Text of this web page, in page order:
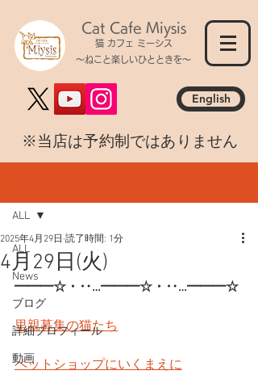
Cat Cafe Miysis
猫 カフェ ミーシス
～ねこと楽しいひとときを～
English
​※当店は予約制ではありません
ALL
News
ブログ
詳細プロフィール
動画
ALL
4月29日(火)
2025年4月29日 読了時間: 1分
━━━☆・‥…━━━☆・‥…━━━☆
里親募集の猫たち
ペットショップにいくまえに